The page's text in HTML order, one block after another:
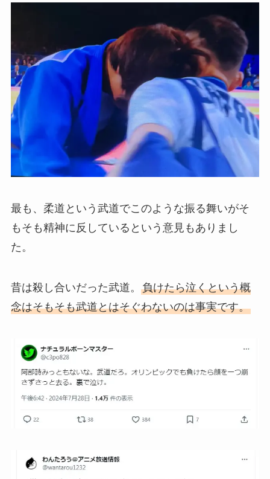
最も、柔道という武道でこのような振る舞いがそ
もそも精神に反しているという意見もありまし
た。
昔は殺し合いだった武道。 負けたら泣くという概
念はそもそも武道とはそぐわないのは事実です。